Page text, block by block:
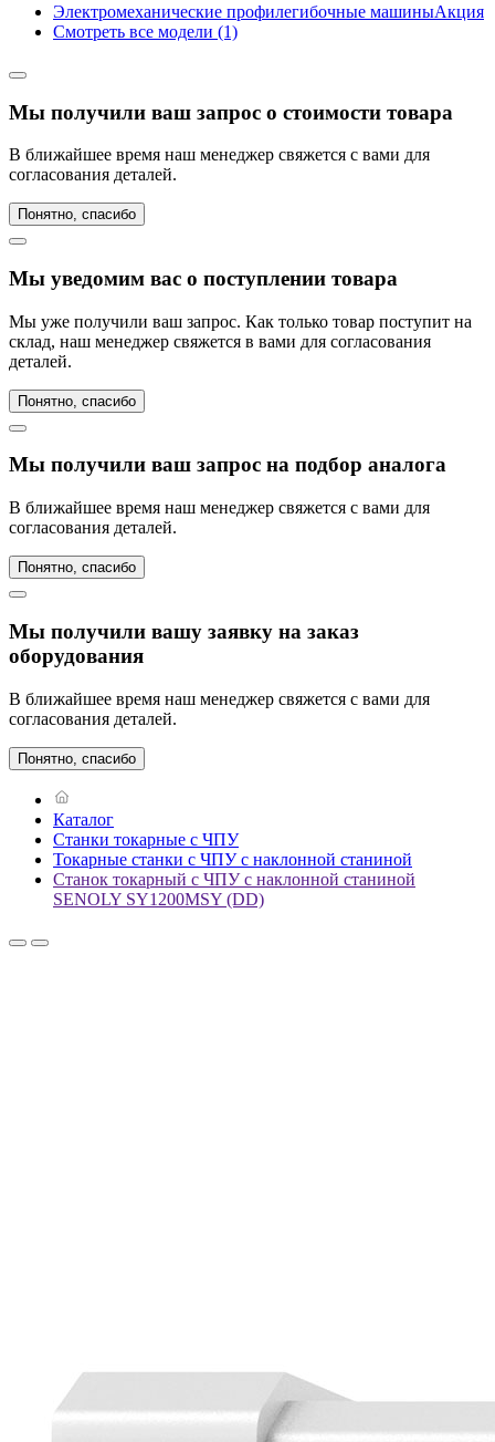
Электромеханические профилегибочные машиныАкция
Смотреть все модели (1)
Мы получили ваш запрос о стоимости товара
В ближайшее время наш менеджер свяжется с вами для
согласования деталей.
Понятно, спасибо
Мы уведомим вас о поступлении товара
Мы уже получили ваш запрос. Как только товар поступит на
склад, наш менеджер свяжется в вами для согласования
деталей.
Понятно, спасибо
Мы получили ваш запрос на подбор аналога
В ближайшее время наш менеджер свяжется с вами для
согласования деталей.
Понятно, спасибо
Мы получили вашу заявку на заказ
оборудования
В ближайшее время наш менеджер свяжется с вами для
согласования деталей.
Понятно, спасибо
Каталог
Станки токарные с ЧПУ
Токарные станки с ЧПУ с наклонной станиной
Станок токарный с ЧПУ с наклонной станиной
SENOLY SY1200MSY (DD)